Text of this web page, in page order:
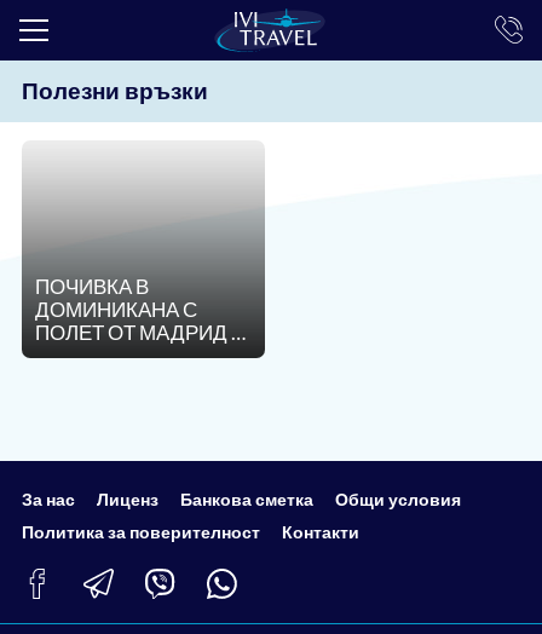
ТОП ОФЕРТИ
КРУИЗИ
LAST MINUTE
ТРАНСФЕРИ
ОЩЕ
Полезни връзки
ПОЧИВКА В
ДОМИНИКАНА С
ПОЛЕТ ОТ МАДРИД -
ВСЯКА СЕДМИЦА!
За нас Лиценз Банкова сметка
Общи условия
Политика за поверителност
Контакти